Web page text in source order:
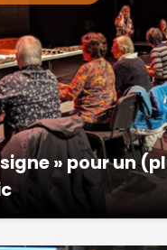
signe » pour un